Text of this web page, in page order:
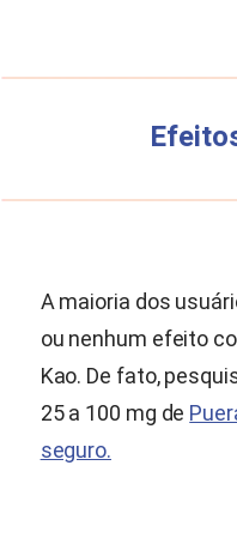
A maioria dos
ou nenhum efeito
Kao. De fato,
25 a 100 mg de
seguro.